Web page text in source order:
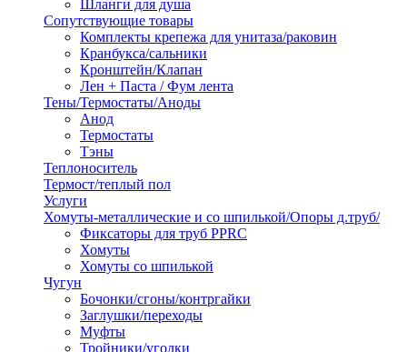
Шланги для душа
Сопутствующие товары
Комплекты крепежа для унитаза/раковин
Кранбукса/сальники
Кронштейн/Клапан
Лен + Паста / Фум лента
Тены/Термостаты/Аноды
Анод
Термостаты
Тэны
Теплоноситель
Термост/теплый пол
Услуги
Хомуты-металлические и со шпилькой/Опоры д.труб/
Фиксаторы для труб PPRC
Хомуты
Хомуты со шпилькой
Чугун
Бочонки/сгоны/контргайки
Заглушки/переходы
Муфты
Тройники/уголки